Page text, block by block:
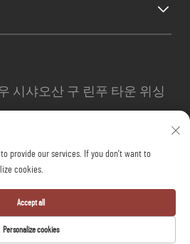
우 시샤오산 구 린푸 타운 위싱
팡 세이프티 유한회사 모든 권
정보 보호정책- 블로그
provide our services. If you don't want to
cookies.
Personalize cookies
Accept all